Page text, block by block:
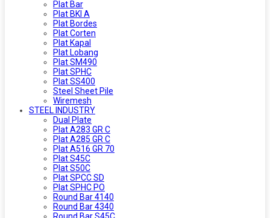
Plat Bar
Plat BKI A
Plat Bordes
Plat Corten
Plat Kapal
Plat Lobang
Plat SM490
Plat SPHC
Plat SS400
Steel Sheet Pile
Wiremesh
STEEL INDUSTRY
Dual Plate
Plat A283 GR C
Plat A285 GR C
Plat A516 GR 70
Plat S45C
Plat S50C
Plat SPCC SD
Plat SPHC PO
Round Bar 4140
Round Bar 4340
Round Bar S45C